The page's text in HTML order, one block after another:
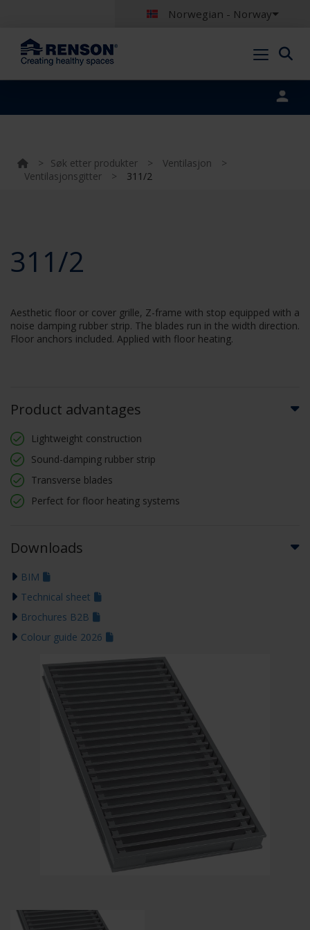
Norwegian - Norway
> Søk etter produkter > Ventilasjon
>
Ventilasjonsgitter
> 311/2
311/2
Aesthetic floor or cover grille, Z-frame with stop equipped with a
noise damping rubber strip. The blades run in the width direction.
Floor anchors included. Applied with floor heating.
Product advantages
Lightweight construction
Sound-damping rubber strip
Transverse blades
Perfect for floor heating systems
Downloads
BIM
Technical sheet
Brochures B2B
Colour guide 2026